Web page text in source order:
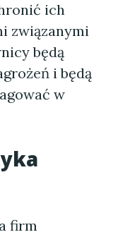
ich
związanymi
będą
i będą
w
firm